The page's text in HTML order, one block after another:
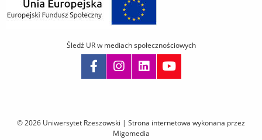
© 2026 Uniwersytet Rzeszowski | Strona internetowa wykonana przez
Migomedia
Śledź UR w mediach społecznościowych
i
przejdź